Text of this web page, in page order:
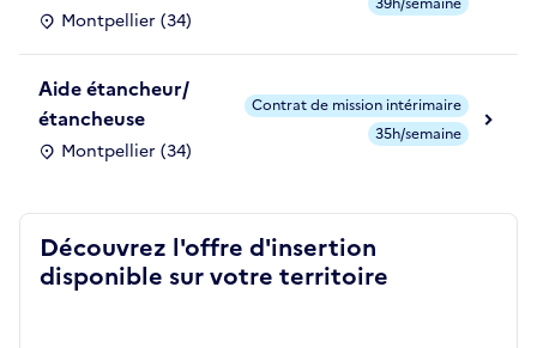
Montpellier (34)
Aide étancheur/
étancheuse
Montpellier (34)
Contrat de mission intérimaire
35h/semaine
Découvrez l'offre d'insertion
disponible sur votre territoire